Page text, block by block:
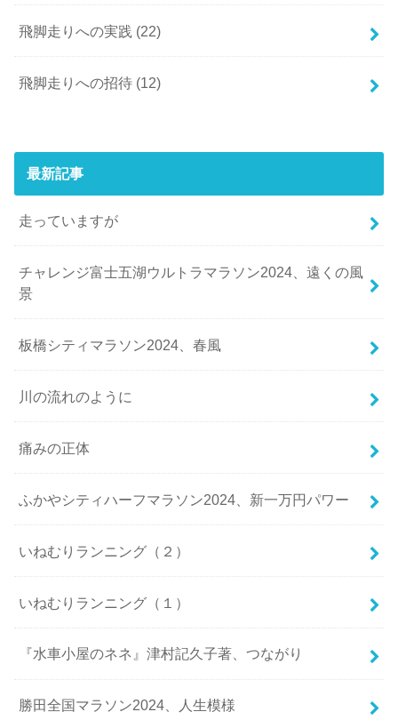
飛脚走りへの実践 (22)
飛脚走りへの招待 (12)
最新記事
走っていますが
チャレンジ富士五湖ウルトラマラソン2024、遠くの風
景
板橋シティマラソン2024、春風
川の流れのように
痛みの正体
ふかやシティハーフマラソン2024、新一万円パワー
いねむりランニング（２）
いねむりランニング（１）
『水車小屋のネネ』津村記久子著、つながり
勝田全国マラソン2024、人生模様